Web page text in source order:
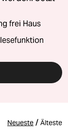
frei Haus
Neueste / Älteste